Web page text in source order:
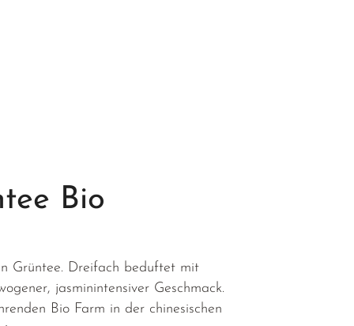
Bio
Grüntee. Dreifach beduftet mit
jasminintensiver Geschmack.
Bio Farm in der chinesischen